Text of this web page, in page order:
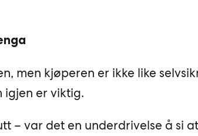
men kjøperen er ikke like
igjen er viktig.
– var det en underdrivelse å si at